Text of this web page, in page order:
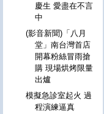
慶生 愛盡在不言
中
(影音新聞)「八月
堂」南台灣首店
開幕粉絲冒雨搶
購 現場烘烤限量
出爐
模擬急診室起火 過
程演練逼真